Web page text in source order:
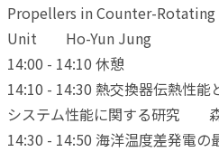
Propellers in Counter-
Unit Ho-Yun Jung
14:00 - 14:10 休憩
14:10 - 14:30 熱交換器伝熱性能
システム性能に関する研究
14:30 - 14:50 海洋温度差発電